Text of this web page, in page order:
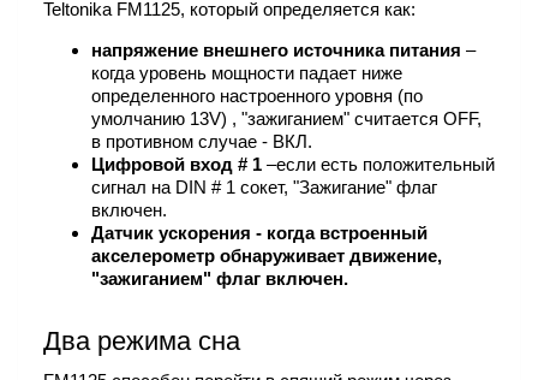
Teltonika FM1125, который определяется как:
напряжение внешнего источника питания –
когда уровень мощности падает ниже
определенного настроенного уровня (по
умолчанию 13V) , "зажиганием" считается OFF,
в противном случае - ВКЛ.
Цифровой вход # 1 –если есть положительный
сигнал на DIN # 1 сокет, "Зажигание" флаг
включен.
Датчик ускорения - когда встроенный
акселерометр обнаруживает движение,
"зажиганием" флаг включен.
Два режима сна